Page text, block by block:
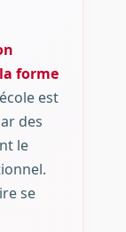
forme
est
des
le
se